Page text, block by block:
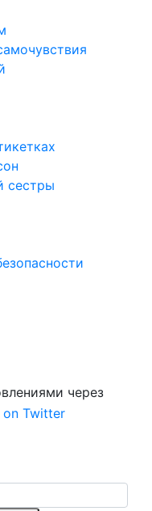
сестры
через